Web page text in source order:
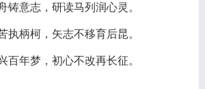
铸意志，研读马列润心灵。
执柄柯，矢志不移育后昆。
百年梦，初心不改再长征。